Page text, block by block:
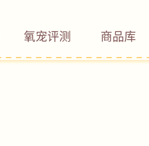
氧宠评测 商品库